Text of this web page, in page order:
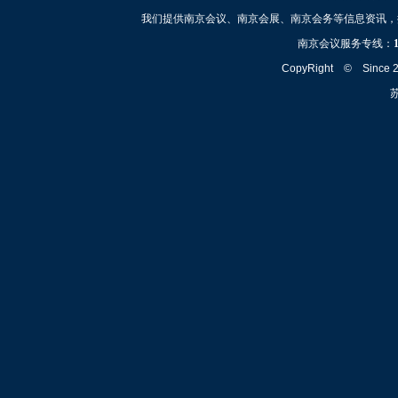
我们提供南京会议、南京会展、南京会务等信息资讯
南京会议服务专线：
CopyRight © Since